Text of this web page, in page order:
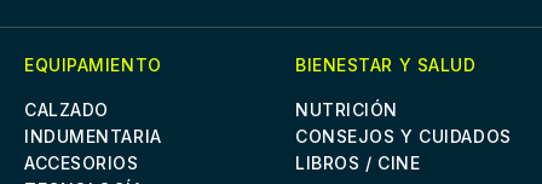
EQUIPAMIENTO
CALZADO
INDUMENTARIA
ACCESORIOS
BIENESTAR Y SALUD
NUTRICIÓN
CONSEJOS Y CUIDADOS
LIBROS / CINE